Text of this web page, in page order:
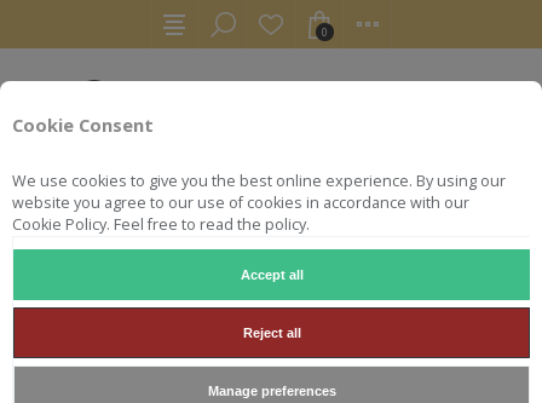
Cookie Consent
We use cookies to give you the best online experience. By using our
website you agree to our use of cookies in accordance with our
Cookie Policy. Feel free to read the policy.
Accept all
Reject all
Manage preferences
0
BRUICHLADDICH 70 CL 57.1°